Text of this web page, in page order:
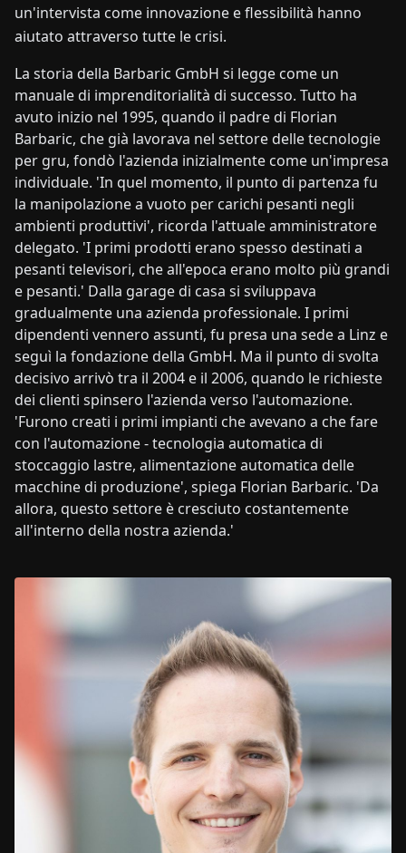
un'intervista come innovazione e flessibilità hanno
aiutato attraverso tutte le crisi.
La storia della Barbaric GmbH si legge come un
manuale di imprenditorialità di successo. Tutto ha
avuto inizio nel 1995, quando il padre di Florian
Barbaric, che già lavorava nel settore delle tecnologie
per gru, fondò l'azienda inizialmente come un'impresa
individuale. 'In quel momento, il punto di partenza fu
la manipolazione a vuoto per carichi pesanti negli
ambienti produttivi', ricorda l'attuale amministratore
delegato. 'I primi prodotti erano spesso destinati a
pesanti televisori, che all'epoca erano molto più grandi
e pesanti.' Dalla garage di casa si sviluppava
gradualmente una azienda professionale. I primi
dipendenti vennero assunti, fu presa una sede a Linz e
seguì la fondazione della GmbH. Ma il punto di svolta
decisivo arrivò tra il 2004 e il 2006, quando le richieste
dei clienti spinsero l'azienda verso l'automazione.
'Furono creati i primi impianti che avevano a che fare
con l'automazione - tecnologia automatica di
stoccaggio lastre, alimentazione automatica delle
macchine di produzione', spiega Florian Barbaric. 'Da
allora, questo settore è cresciuto costantemente
all'interno della nostra azienda.'